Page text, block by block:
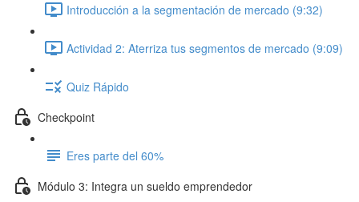
Introducción a la segmentación de mercado (9:32)
Actividad 2: Aterriza tus segmentos de mercado (9:09)
Quiz Rápido
Checkpoint
Eres parte del 60%
Módulo 3: Integra un sueldo emprendedor